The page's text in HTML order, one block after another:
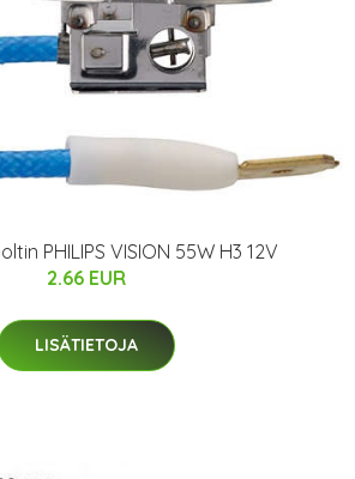
PHILIPS VISION 55W H3 12V
2.66 EUR
LISÄTIETOJA